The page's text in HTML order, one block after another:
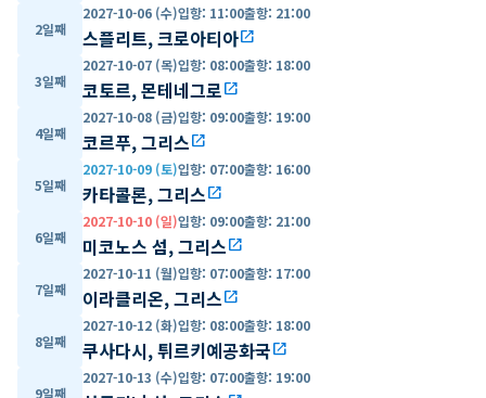
2일째
2027-10-06 (수)입항: 11:00출항: 21:00
스플리트, 크로아티아open_in_new
3일째
2027-10-07 (목)입항: 08:00출항: 18:00
코토르, 몬테네그로open_in_new
4일째
2027-10-08 (금)입항: 09:00출항: 19:00
코르푸, 그리스open_in_new
5일째
2027-10-09 (토)입항: 07:00출항: 16:00
카타콜론, 그리스open_in_new
6일째
2027-10-10 (일)입항: 09:00출항: 21:00
미코노스 섬, 그리스open_in_new
7일째
2027-10-11 (월)입항: 07:00출항: 17:00
이라클리온, 그리스open_in_new
8일째
2027-10-12 (화)입항: 08:00출항: 18:00
쿠사다시, 튀르키예공화국open_in_new
9일째
2027-10-13 (수)입항: 07:00출항: 19:00